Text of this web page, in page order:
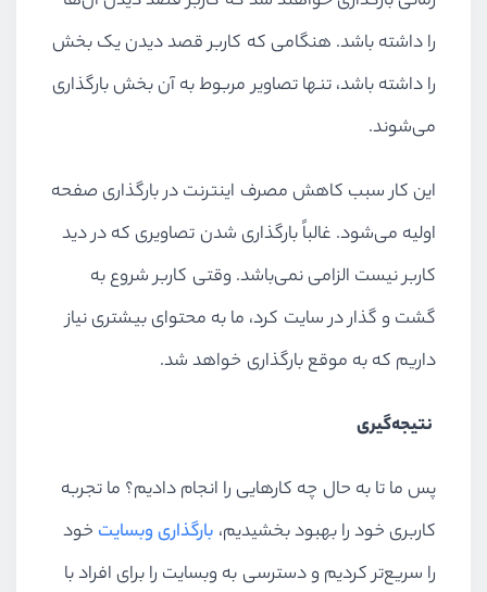
را داشته باشد. هنگامی که کاربر قصد دیدن یک بخش
را داشته باشد، تنها تصاویر مربوط به آن بخش بارگذاری
می‌شوند.
این کار سبب کاهش مصرف اینترنت در بارگذاری صفحه
اولیه می‌شود. غالباً بارگذاری شدن تصاویری که در دید
کاربر نیست الزامی نمی‌باشد. وقتی کاربر شروع به
گشت و گذار در سایت کرد، ما به محتوای بیشتری نیاز
داریم که به موقع بارگذاری خواهد شد.
نتیجه‌گیری
پس ما تا به حال چه کارهایی را انجام دادیم؟ ما تجربه
کاربری خود را بهبود بخشیدیم، بارگذاری وبسایت خود
را سریع‌تر کردیم و دسترسی به وبسایت را برای افراد با